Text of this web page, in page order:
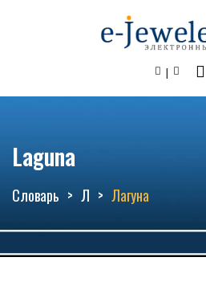
Laguna
Словарь Л Лагуна